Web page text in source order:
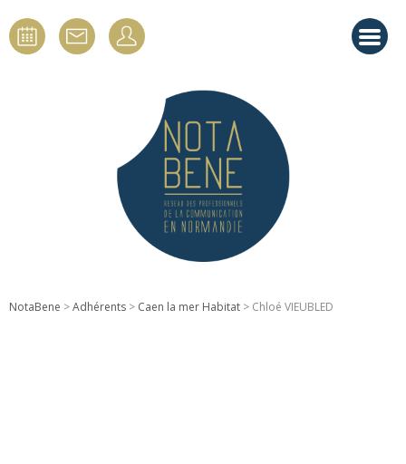
NotaBene >Adhérents > Caen la mer Habitat > Chloé VIEUBLED